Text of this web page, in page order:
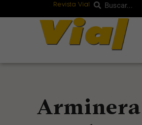
Revista Vial Buscar
Buscar
Arminera